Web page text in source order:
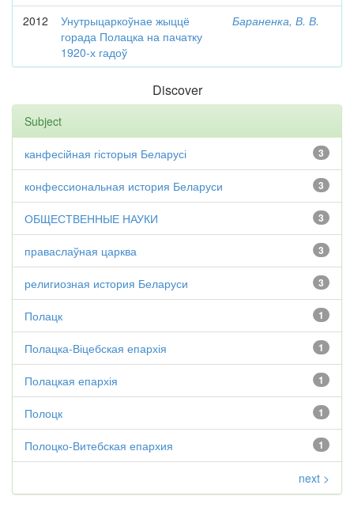
2012
Унутрыцаркоўнае жыццё
горада Полацка на пачатку
1920-х гадоў
Бараненка, В. В.
Discover
Subject
3
канфесійная гісторыя Беларусі
3
конфессиональная история Беларуси
3
ОБЩЕСТВЕННЫЕ НАУКИ
3
праваслаўная царква
3
религиозная история Беларуси
1
Полацк
1
Полацка-Віцебская епархія
1
Полацкая епархія
1
Полоцк
1
Полоцко-Витебская епархия
next >